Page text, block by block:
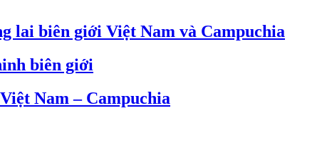
lai biên giới Việt Nam và Campuchia
biên giới
Nam – Campuchia